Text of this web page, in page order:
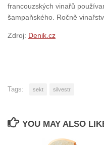
francouzských vinařů
šampaňského. Ročně
Zdroj: Denik.cz
Tags: sekt silvestr
YOU MAY ALSO